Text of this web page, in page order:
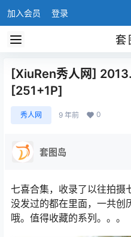
加入会员 登录
套
[XiuRen秀人网]
[251+1P]
秀人网 9 年前 0
套图岛
七喜合集，收录了以往拍摄
没发过的都在里面，一共创
哦。值得收藏的系列。。。